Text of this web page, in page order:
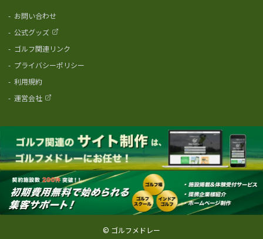
- お問い合わせ
- 公式グッズ
- ゴルフ関連リンク
- プライバシーポリシー
- 利用規約
- 運営会社
© ゴルフメドレー